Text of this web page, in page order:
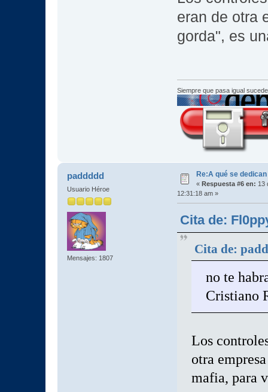
eran de otra
gorda", es
Siempre que pasa igual
paddddd
Usuario Héroe
Mensajes: 1807
Re:A qué se
« Respuesta #6 en: 13
12:31:18 am »
Cita de:
Cita de:
no te
Cristiano
Los
otra
mafia, para